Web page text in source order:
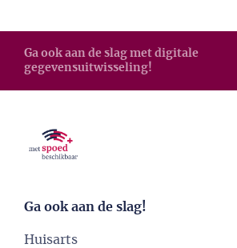
Ga ook aan de slag met digitale
gegevensuitwisseling!
Ga ook aan de slag!
Huisarts